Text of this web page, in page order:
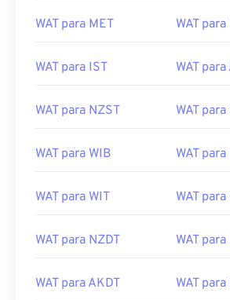
WAT para MET WAT para
WAT para IST WAT para
WAT para NZST WAT
WAT para WIB WAT para
WAT para WIT WAT
WAT para NZDT WAT
WAT para AKDT WAT